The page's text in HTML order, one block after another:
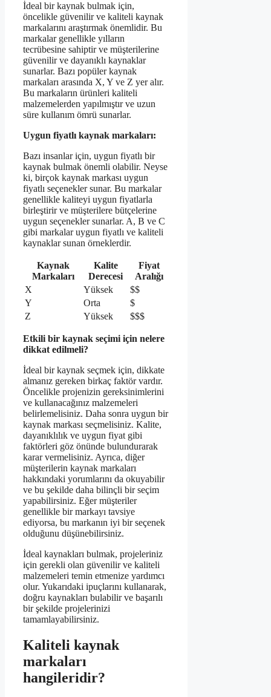
İdeal bir kaynak bulmak için,
öncelikle güvenilir ve kaliteli kaynak
markalarını araştırmak önemlidir. Bu
markalar genellikle yılların
tecrübesine sahiptir ve müşterilerine
güvenilir ve dayanıklı kaynaklar
sunarlar. Bazı popüler kaynak
markaları arasında X, Y ve Z yer alır.
Bu markaların ürünleri kaliteli
malzemelerden yapılmıştır ve uzun
süre kullanım ömrü sunarlar.
Uygun fiyatlı kaynak markaları:
Bazı insanlar için, uygun fiyatlı bir
kaynak bulmak önemli olabilir. Neyse
ki, birçok kaynak markası uygun
fiyatlı seçenekler sunar. Bu markalar
genellikle kaliteyi uygun fiyatlarla
birleştirir ve müşterilere bütçelerine
uygun seçenekler sunarlar. A, B ve C
gibi markalar uygun fiyatlı ve kaliteli
kaynaklar sunan örneklerdir.
Kaynak
Markaları
Kalite
Derecesi
Fiyat
Aralığı
X
Yüksek
$$
Y
Orta
$
Z
Yüksek $$$
Etkili bir kaynak seçimi için nelere
dikkat edilmeli?
İdeal bir kaynak seçmek için, dikkate
almanız gereken birkaç faktör vardır.
Öncelikle projenizin gereksinimlerini
ve kullanacağınız malzemeleri
belirlemelisiniz. Daha sonra uygun bir
kaynak markası seçmelisiniz. Kalite,
dayanıklılık ve uygun fiyat gibi
faktörleri göz önünde bulundurarak
karar vermelisiniz. Ayrıca, diğer
müşterilerin kaynak markaları
hakkındaki yorumlarını da okuyabilir
ve bu şekilde daha bilinçli bir seçim
yapabilirsiniz. Eğer müşteriler
genellikle bir markayı tavsiye
ediyorsa, bu markanın iyi bir seçenek
olduğunu düşünebilirsiniz.
İdeal kaynakları bulmak, projeleriniz
için gerekli olan güvenilir ve kaliteli
malzemeleri temin etmenize yardımcı
olur. Yukarıdaki ipuçlarını kullanarak,
doğru kaynakları bulabilir ve başarılı
bir şekilde projelerinizi
tamamlayabilirsiniz.
Kaliteli kaynak
markaları
hangileridir?